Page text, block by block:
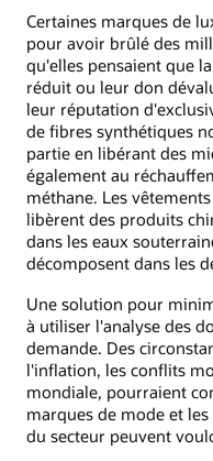
Certaines marques de
pour avoir brûlé des
qu'elles pensaient que
réduit ou leur don
leur réputation
de fibres synthétiques
partie en libérant des
également au
méthane. Les
libèrent des produits
dans les eaux
décomposent dans les
Une solution pour
à utiliser l'analyse des
demande. Des
l'inflation, les conflits
mondiale, pourraient
marques de mode et
du secteur peuvent